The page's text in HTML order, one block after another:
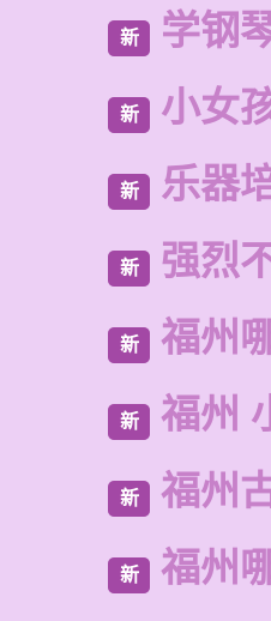
新 学钢
新 小女
新 乐器
新 强烈
新 福州
新 福州
新 福州
新 福州